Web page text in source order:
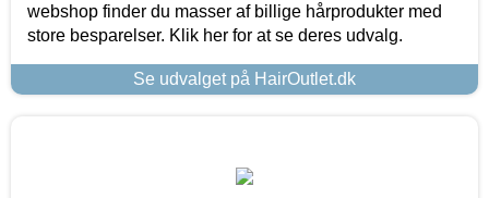
webshop finder du masser af billige hårprodukter med
store besparelser. Klik her for at se deres udvalg.
Se udvalget på HairOutlet.dk